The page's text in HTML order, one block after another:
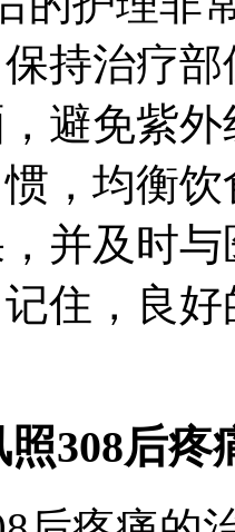
持治疗
避免紫
，均衡
并及时
住，良
308后疼